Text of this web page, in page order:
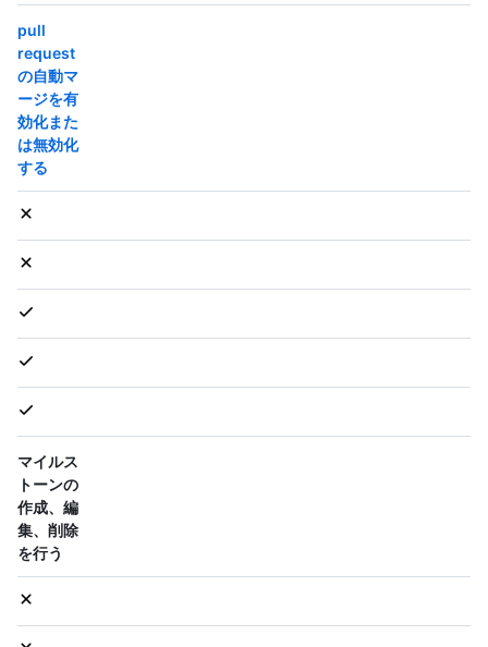
pull
request
の自動マ
ージを有
効化また
は無効化
する
マイルス
トーンの
作成、編
集、削除
を行う